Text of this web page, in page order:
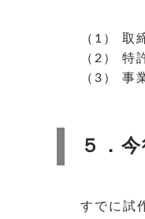
（1） 取
（2） 特
（3） 事
５．
すでに試